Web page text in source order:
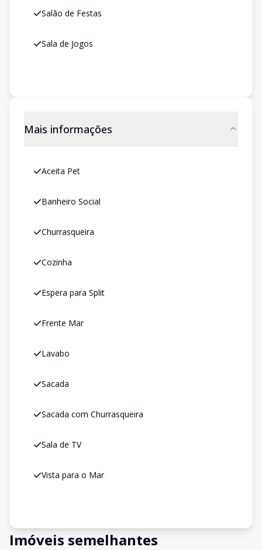
Salão de Festas
Sala de Jogos
Mais informações
Aceita Pet
Banheiro Social
Churrasqueira
Cozinha
Espera para Split
Frente Mar
Lavabo
Sacada
Sacada com Churrasqueira
Sala de TV
Vista para o Mar
Imóveis semelhantes